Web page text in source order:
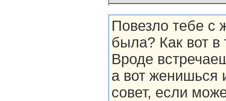
Повезло тебе с
была? Как вот в
Вроде
а вот женишься
совет, если